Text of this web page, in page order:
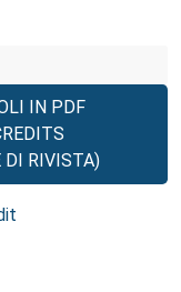
IN PDF
DI RIVISTA)